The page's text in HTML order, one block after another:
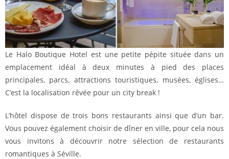
Le Halo Boutique Hotel est une petite pépite située dans un
emplacement idéal à deux minutes à pied des places
principales, parcs, attractions touristiques, musées, églises…
C’est la localisation rêvée pour un city break !
L’hôtel dispose de trois bons restaurants ainsi que d’un bar.
Vous pouvez également choisir de dîner en ville, pour cela nous
vous invitons à découvrir notre sélection de restaurants
romantiques à Séville.